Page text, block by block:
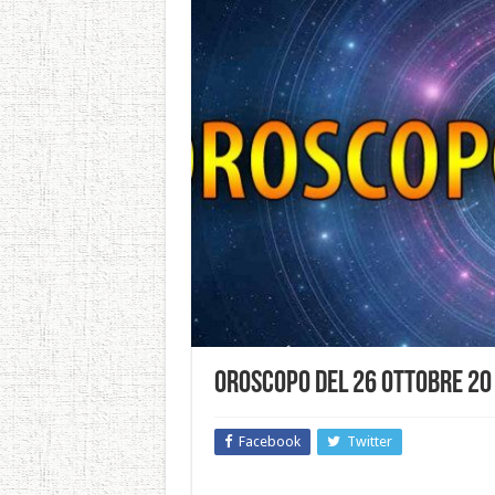
Oroscopo del 26 ottobre
Facebook Twitter